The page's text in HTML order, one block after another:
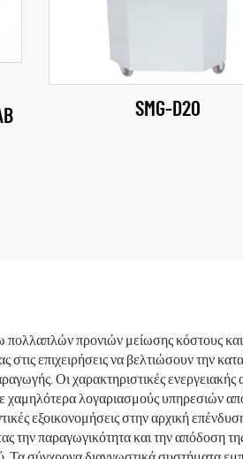
SMG-D20
προνιών μείωσης κόστους
στις επιχειρήσεις να βελτιώσουν την
Οι χαρακτηριστικές
λογαριασμούς υπηρεσιών
εξοικονομήσεις στην αρχική
την παραγωγικότητα και την απόδοση